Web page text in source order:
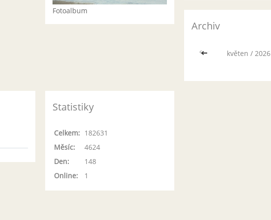
Fotoalbum
Archiv
<< květen / 2026
Statistiky
Online: 1
Celkem: 182631
Měsíc:
4624
Den:
148